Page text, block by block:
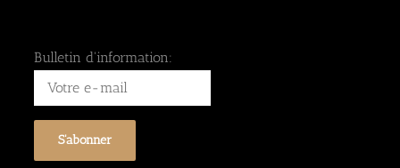
Bulletin d'information: